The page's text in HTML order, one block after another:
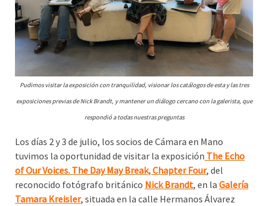
Pudimos visitar la exposición con tranquilidad, visionar los catálogos de esta y las tres
exposiciones previas de Nick Brandt, y mantener un diálogo cercano con la galerista, que
respondió a todas nuestras preguntas
Los días 2 y 3 de julio, los socios de Cámara en Mano
tuvimos la oportunidad de visitar la exposición The Echo
of Our Voices. The Day May Break, Chapter Four, del
reconocido fotógrafo británico Nick Brandt, en la Galería
Tamara Kreisler, situada en la calle Hermanos Álvarez